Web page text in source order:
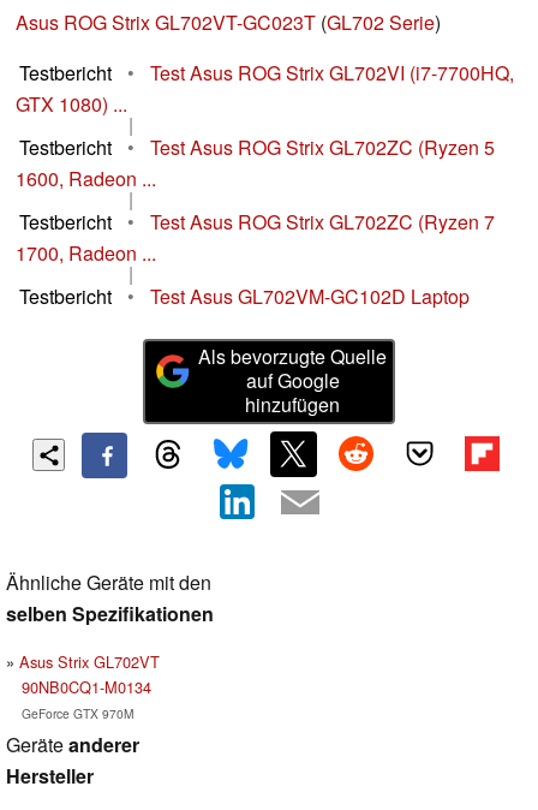
Asus ROG Strix GL702VT-GC023T (GL702 Serie)
Testbericht
•
Test Asus ROG Strix GL702VI (i7-7700HQ,
GTX 1080) ...
|
Testbericht
•
Test Asus ROG Strix GL702ZC (Ryzen 5
1600, Radeon ...
|
Testbericht
•
Test Asus ROG Strix GL702ZC (Ryzen 7
1700, Radeon ...
|
Testbericht
• Test Asus GL702VM-GC102D Laptop
Als bevorzugte Quelle
auf Google
hinzufügen
Ähnliche Geräte mit den
selben Spezifikationen
Asus Strix GL702VT
90NB0CQ1-M0134
GeForce GTX 970M
Geräteanderer
Hersteller